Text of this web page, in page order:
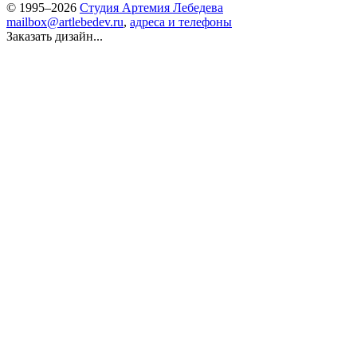
© 1995–2026 Студия Артемия Лебедева
mailbox@artlebedev.ru, адреса и телефоны
Заказать дизайн...